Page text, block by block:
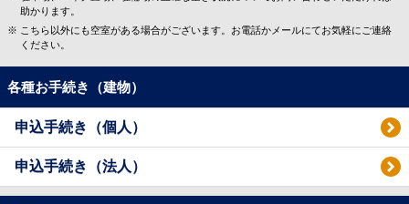
助かります。
こちら以外にも空室がある場合がございます。お電話かメールにてお気軽にご連絡
ください。
各種お手続き（建物）
申込手続き（個人）
申込手続き（法人）